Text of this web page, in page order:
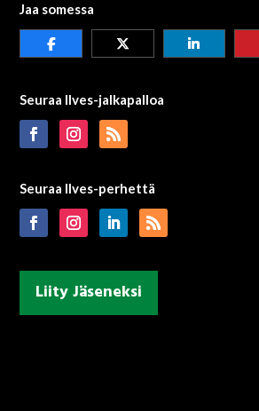
Jaa somessa
Seuraa Ilves-jalkapalloa
Seuraa Ilves-perhettä
Liity Jäseneksi